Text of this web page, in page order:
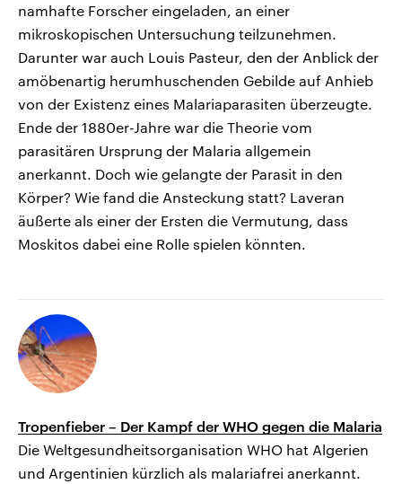
namhafte Forscher eingeladen, an einer
mikroskopischen Untersuchung teilzunehmen.
Darunter war auch Louis Pasteur, den der Anblick der
amöbenartig herumhuschenden Gebilde auf Anhieb
von der Existenz eines Malariaparasiten überzeugte.
Ende der 1880er-Jahre war die Theorie vom
parasitären Ursprung der Malaria allgemein
anerkannt. Doch wie gelangte der Parasit in den
Körper? Wie fand die Ansteckung statt? Laveran
äußerte als einer der Ersten die Vermutung, dass
Moskitos dabei eine Rolle spielen könnten.
Tropenfieber – Der Kampf der WHO gegen die Malaria
Die Weltgesundheitsorganisation WHO hat Algerien
und Argentinien kürzlich als malariafrei anerkannt.